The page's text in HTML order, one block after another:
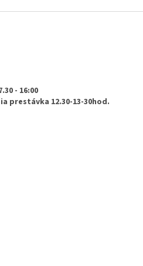
- 16:00
prestávka 12.30-13-30hod.